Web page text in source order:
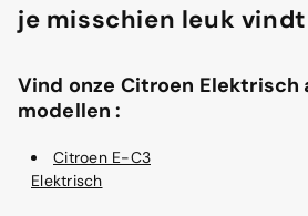
je misschien leuk vindt
Vind onze Citroen Elektrisch
modellen :
Citroen E-C3
Elektrisch